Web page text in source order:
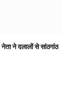
ने दलालों से सांठगांठ